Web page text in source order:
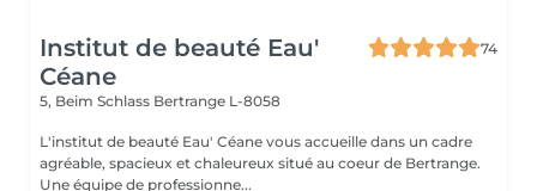
Institut de beauté Eau'
Céane
74
5, Beim Schlass Bertrange L-8058
L'institut de beauté Eau' Céane vous accueille dans un cadre
agréable, spacieux et chaleureux situé au coeur de Bertrange.
Une équipe de professionne...